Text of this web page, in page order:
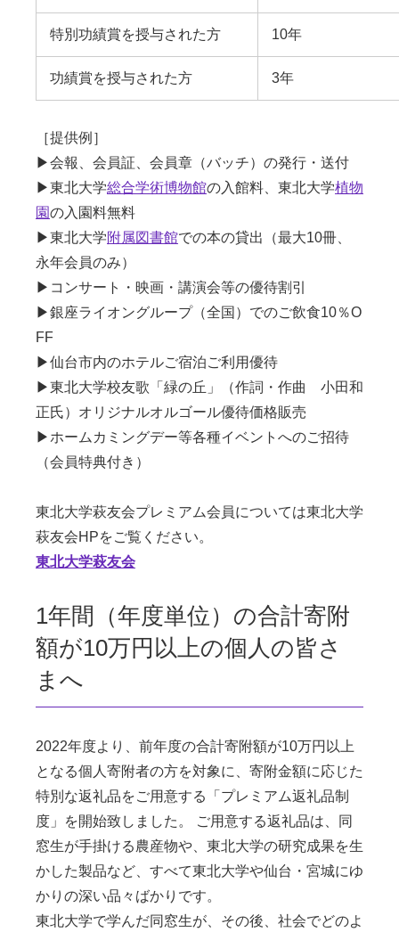
特別功績賞を授与された方 10年
功績賞を授与された方 3年
［提供例］
▶会報、会員証、会員章（バッチ）の発行・送付
▶東北大学総合学術博物館の入館料、東北大学植物
園の入園料無料
▶東北大学附属図書館での本の貸出（最大10冊、
永年会員のみ）
▶コンサート・映画・講演会等の優待割引
▶銀座ライオングループ（全国）でのご飲食10％O
FF
▶仙台市内のホテルご宿泊ご利用優待
▶東北大学校友歌「緑の丘」（作詞・作曲 小田和
正氏）オリジナルオルゴール優待価格販売
▶ホームカミングデー等各種イベントへのご招待
（会員特典付き）
東北大学萩友会プレミアム会員については東北大学
萩友会HPをご覧ください。
東北大学萩友会
1年間（年度単位）の合計寄附
額が10万円以上の個人の皆さ
まへ
2022年度より、前年度の合計寄附額が10万円以上
となる個人寄附者の方を対象に、寄附金額に応じた
特別な返礼品をご用意する「プレミアム返礼品制
度」を開始致しました。 ご用意する返礼品は、同
窓生が手掛ける農産物や、東北大学の研究成果を生
かした製品など、すべて東北大学や仙台・宮城にゆ
かりの深い品々ばかりです。
東北大学で学んだ同窓生が、その後、社会でどのよ